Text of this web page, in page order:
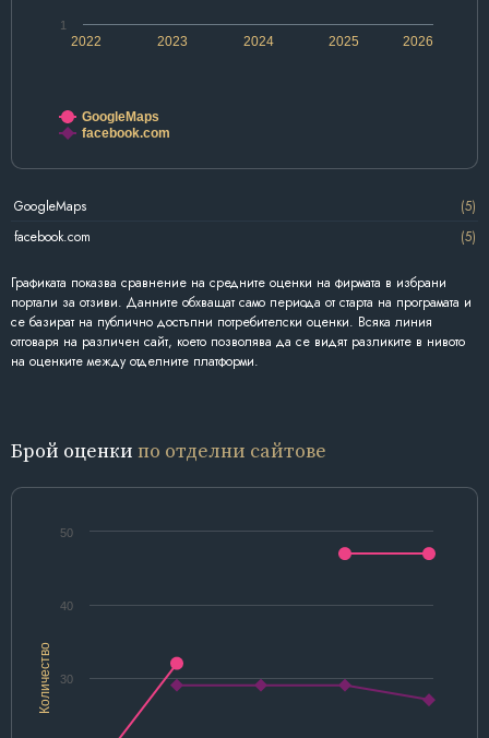
2022 2024 2026
2023 2025
1
GoogleMaps
facebook.com
GoogleMaps
(5)
facebook.com
(5)
Графиката показва сравнение на средните оценки на фирмата в избрани
портали за отзиви. Данните обхващат само периода от старта на програмата и
се базират на публично достъпни потребителски оценки. Всяка линия
отговаря на различен сайт, което позволява да се видят разликите в нивото
на оценките между отделните платформи.
Брой оценки по отделни сайтове
Количество 30
40
50